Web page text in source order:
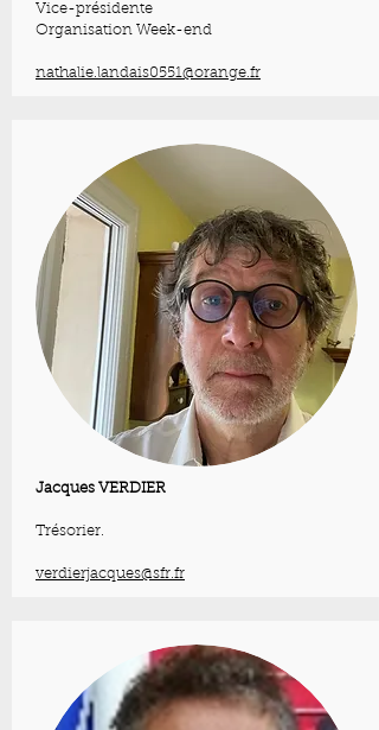
Vice-présidente
Organisation Week-end
nathalie.landais0551@orange.fr
Jacques VERDIER
Trésorier.
verdierjacques@sfr.fr